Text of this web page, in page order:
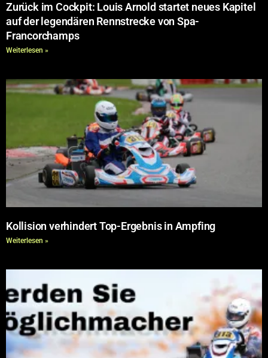
Zurück im Cockpit: Louis Arnold startet neues Kapitel
auf der legendären Rennstrecke von Spa-
Francorchamps
Weiterlesen »
Kollision verhindert Top-Ergebnis in Ampfing
Weiterlesen »